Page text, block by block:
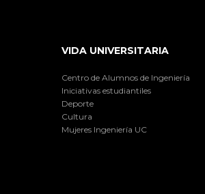
VIDA UNIVERSITARIA
Centro de Alumnos de Ingeniería
Iniciativas estudiantiles
Deporte
Cultura
Mujeres Ingeniería UC